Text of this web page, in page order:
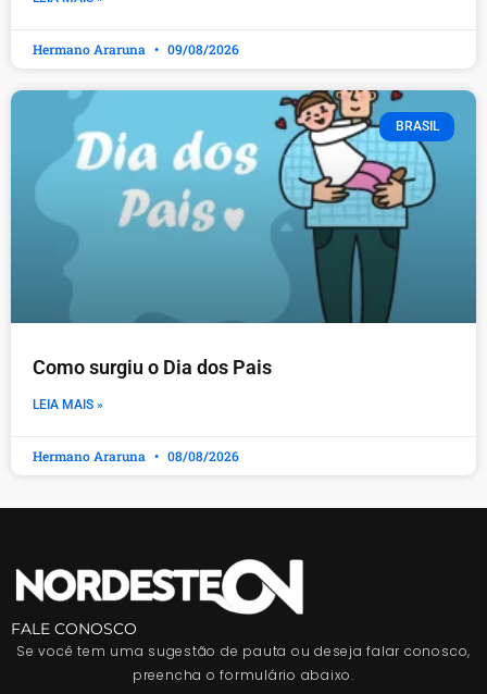
Hermano Araruna 09/08/2026
BRASIL
Como surgiu o Dia dos Pais
LEIA MAIS »
Hermano Araruna 08/08/2026
FALE CONOSCO
Se você tem uma sugestão de pauta ou deseja falar conosco,
preencha o formulário abaixo.